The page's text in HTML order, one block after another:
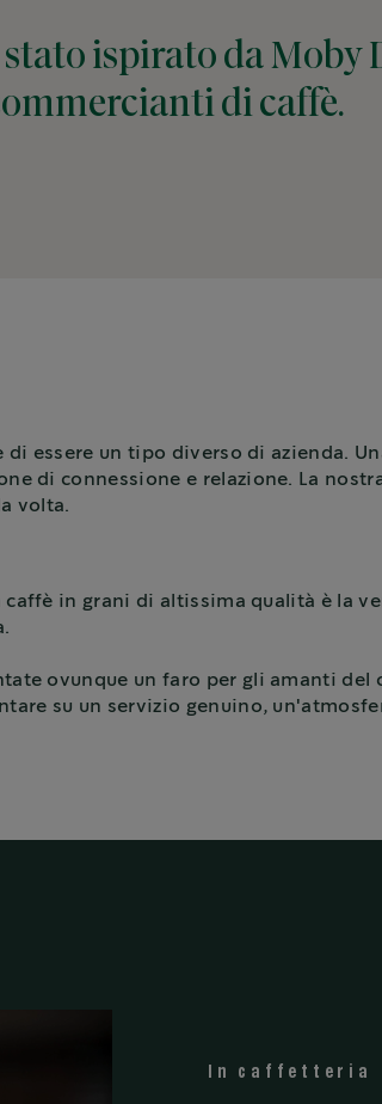
stato ispirato da Moby
di caffè.
di essere un tipo diverso di azienda.
di connessione e relazione. La
volta.
caffè in grani di altissima qualità è la
ovunque un faro per gli amanti del
su un servizio genuino,
In caffetteria